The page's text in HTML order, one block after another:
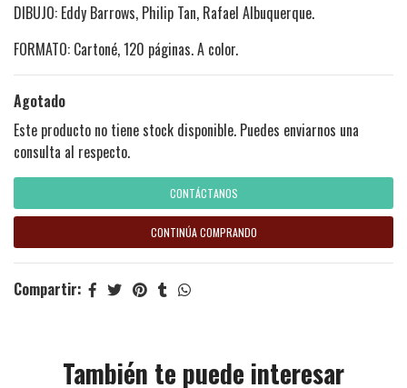
DIBUJO: Eddy Barrows, Philip Tan, Rafael Albuquerque.
FORMATO: Cartoné, 120 páginas. A color.
Agotado
Este producto no tiene stock disponible. Puedes enviarnos una
consulta al respecto.
CONTÁCTANOS
CONTINÚA COMPRANDO
Compartir:
También te puede interesar